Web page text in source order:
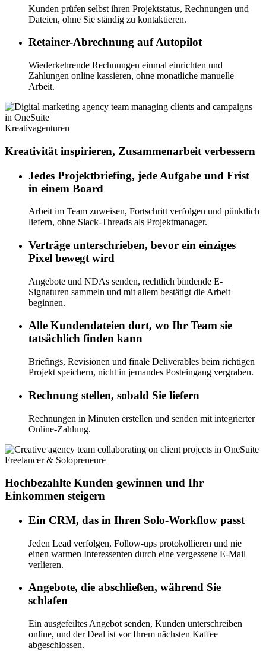
Kunden prüfen selbst ihren Projektstatus, Rechnungen und
Dateien, ohne Sie ständig zu kontaktieren.
Retainer-Abrechnung auf Autopilot
Wiederkehrende Rechnungen einmal einrichten und
Zahlungen online kassieren, ohne monatliche manuelle
Arbeit.
Kreativagenturen
Kreativität inspirieren, Zusammenarbeit verbessern
Jedes Projektbriefing, jede Aufgabe und Frist
in einem Board
Arbeit im Team zuweisen, Fortschritt verfolgen und pünktlich
liefern, ohne Slack-Threads als Projektmanager.
Verträge unterschrieben, bevor ein einziges
Pixel bewegt wird
Angebote und NDAs senden, rechtlich bindende E-
Signaturen sammeln und mit allem bestätigt die Arbeit
beginnen.
Alle Kundendateien dort, wo Ihr Team sie
tatsächlich finden kann
Briefings, Revisionen und finale Deliverables beim richtigen
Projekt speichern, nicht in jemandes Posteingang vergraben.
Rechnung stellen, sobald Sie liefern
Rechnungen in Minuten erstellen und senden mit integrierter
Online-Zahlung.
Freelancer & Solopreneure
Hochbezahlte Kunden gewinnen und Ihr
Einkommen steigern
Ein CRM, das in Ihren Solo-Workflow passt
Jeden Lead verfolgen, Follow-ups protokollieren und nie
einen warmen Interessenten durch eine vergessene E-Mail
verlieren.
Angebote, die abschließen, während Sie
schlafen
Ein ausgefeiltes Angebot senden, Kunden unterschreiben
online, und der Deal ist vor Ihrem nächsten Kaffee
abgeschlossen.